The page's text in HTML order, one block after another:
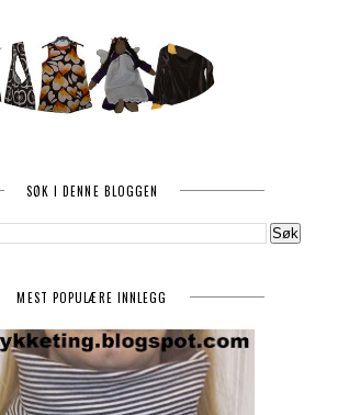
SØK I DENNE BLOGGEN
MEST POPULÆRE INNLEGG